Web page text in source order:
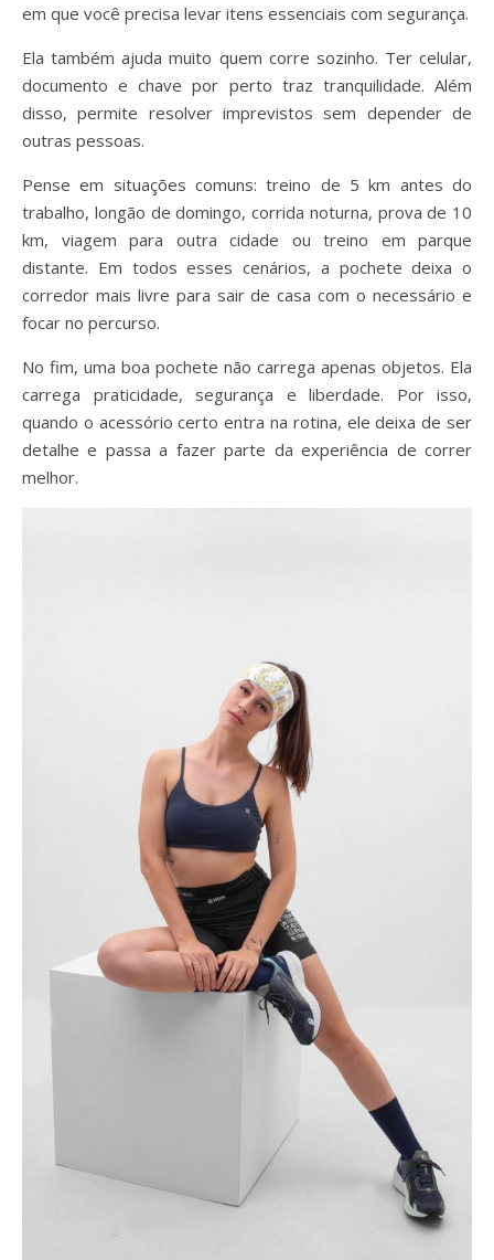
em que você precisa levar itens essenciais com segurança.
Ela também ajuda muito quem corre sozinho. Ter celular,
documento e chave por perto traz tranquilidade. Além
disso, permite resolver imprevistos sem depender de
outras pessoas.
Pense em situações comuns: treino de 5 km antes do
trabalho, longão de domingo, corrida noturna, prova de 10
km, viagem para outra cidade ou treino em parque
distante. Em todos esses cenários, a pochete deixa o
corredor mais livre para sair de casa com o necessário e
focar no percurso.
No fim, uma boa pochete não carrega apenas objetos. Ela
carrega praticidade, segurança e liberdade. Por isso,
quando o acessório certo entra na rotina, ele deixa de ser
detalhe e passa a fazer parte da experiência de correr
melhor.